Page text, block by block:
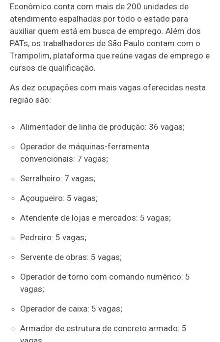
Econômico conta com mais de 200 unidades de
atendimento espalhadas por todo o estado para
auxiliar quem está em busca de emprego. Além dos
PATs, os trabalhadores de São Paulo contam com o
Trampolim, plataforma que reúne vagas de emprego e
cursos de qualificação.
As dez ocupações com mais vagas oferecidas nesta
região são:
Alimentador de linha de produção: 36 vagas;
Operador de máquinas-ferramenta
convencionais: 7 vagas;
Serralheiro: 7 vagas;
Açougueiro: 5 vagas;
Atendente de lojas e mercados: 5 vagas;
Pedreiro: 5 vagas;
Servente de obras: 5 vagas;
Operador de torno com comando numérico: 5
vagas;
Operador de caixa: 5 vagas;
Armador de estrutura de concreto armado: 5